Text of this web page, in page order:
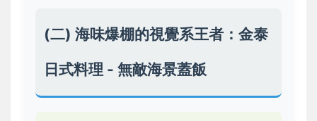
(二) 海味爆棚的視覺系王者：金泰
日式料理 - 無敵海景蓋飯